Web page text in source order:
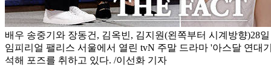
배우 송중기와 장동건, 김옥빈, 김지원(왼쪽부터 시계방향)28
임피리얼 팰리스 서울에서 열린 tvN 주말 드라마 '아스달 연대
석해 포즈를 취하고 있다. /이선화 기자